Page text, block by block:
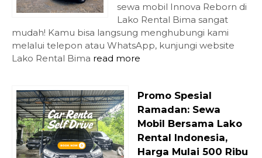
sewa mobil Innova Reborn di
Lako Rental Bima sangat
mudah! Kamu bisa langsung menghubungi kami
melalui telepon atau WhatsApp, kunjungi website
Lako Rental Bima read more
Promo Spesial
Ramadan: Sewa
Mobil Bersama Lako
Rental Indonesia,
Harga Mulai 500 Ribu